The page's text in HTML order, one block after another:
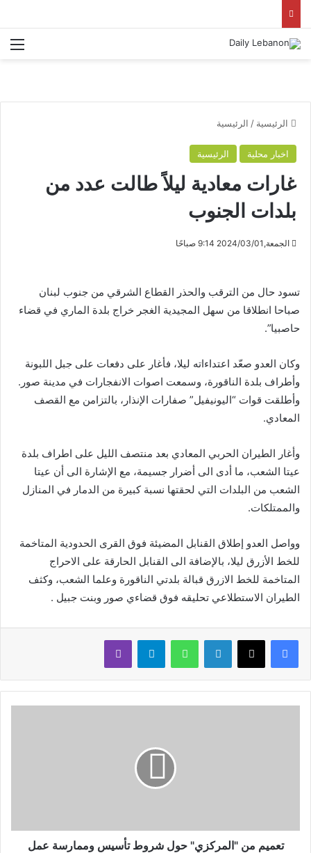
الرئيسية / الرئيسية
اخبار محلية الرئيسية
غارات معادية ليلاً طالت عدد من
بلدات الجنوب
الجمعة,2024/03/01 9:14 صباحًا
تسود حال من الترقب والحذر القطاع الشرقي من جنوب لبنان
صباحا انطلاقا من سهل المجيدية الغجر خراج بلدة الماري في قضاء
حاصبيا”.
وكان العدو صعّد اعتداءاته ليلا، فأغار على دفعات على جبل اللبونة
وأطراف بلدة الناقورة، وسمعت اصوات الانفجارات في مدينة صور.
وأطلقت قوات “اليونيفيل” صفارات الإنذار، بالتزامن مع القصف
المعادي.
وأغار الطيران الحربي المعادي بعد منتصف الليل على اطراف بلدة
عيتا الشعب، ما أدى الى أضرار جسيمة، مع الإشارة الى أن عيتا
الشعب من البلدات التي لحقتها نسبة كبيرة من الدمار في المنازل
والممتلكات.
وواصل العدو إطلاق القنابل المضيئة فوق القرى الحدودية المتاخمة
للخط الأزرق ليلا، بالإضافة الى القنابل الحارقة على الاحراج
المتاخمة للخط الازرق قبالة بلدتي الناقورة وعلما الشعب، وكثف
الطيران الاستطلاعي تحليقه فوق قضاءي صور وبنت جبيل .
لينكدإن واتساب تيلقرام ڤايبر
تعميم من "المركزي" حول شروط تأسيس وممارسة عمل